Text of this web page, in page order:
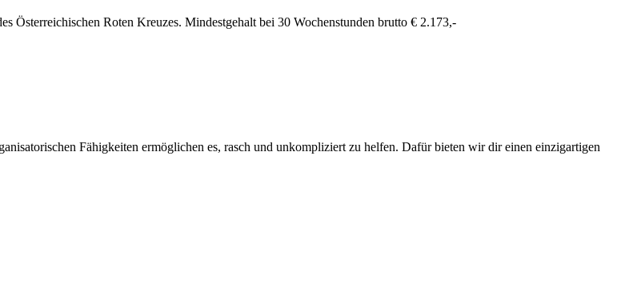
Österreichischen Roten Kreuzes. Mindestgehalt bei 30 Wochenstunden brutto € 2.173,-
Fähigkeiten ermöglichen es, rasch und unkompliziert zu helfen. Dafür bieten wir dir einen einzigartigen